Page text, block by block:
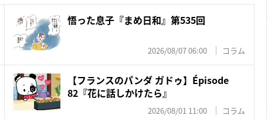
悟った息子『まめ日和』第535回
2026/08/07 06:00 コラム
【フランスのパンダ ガドゥ】Épisode
82『花に話しかけたら』
2026/08/01 11:00 コラム